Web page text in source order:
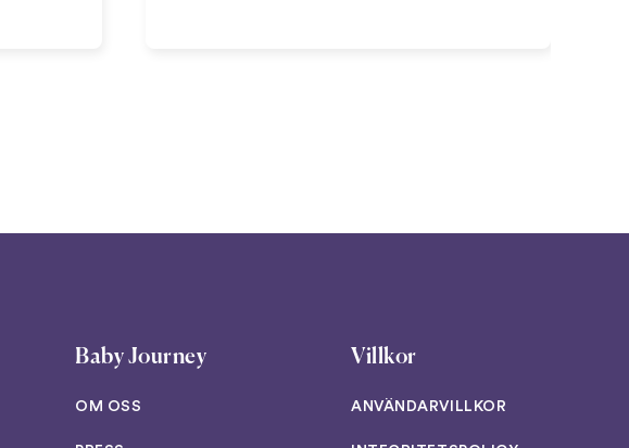
Baby Journey
OM OSS
Villkor
ANVÄNDARVILLKOR